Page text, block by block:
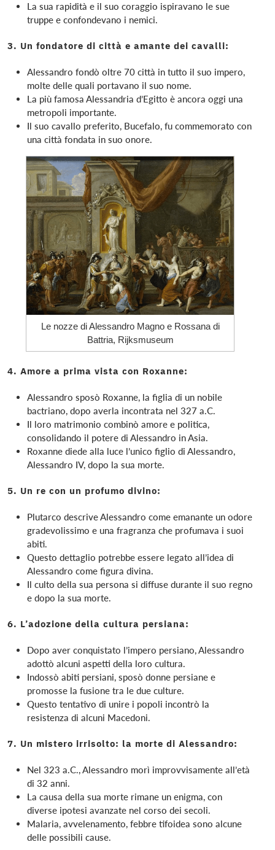
La sua rapidità e il suo coraggio ispiravano le sue
truppe e confondevano i nemici.
3. Un fondatore di città e amante dei cavalli:
Alessandro fondò oltre 70 città in tutto il suo impero,
molte delle quali portavano il suo nome.
La più famosa Alessandria d’Egitto è ancora oggi una
metropoli importante.
Il suo cavallo preferito, Bucefalo, fu commemorato con
una città fondata in suo onore.
Le nozze di Alessandro Magno e Rossana di
Battria, Rijksmuseum
4. Amore a prima vista con Roxanne:
Alessandro sposò Roxanne, la figlia di un nobile
bactriano, dopo averla incontrata nel 327 a.C.
Il loro matrimonio combinò amore e politica,
consolidando il potere di Alessandro in Asia.
Roxanne diede alla luce l’unico figlio di Alessandro,
Alessandro IV, dopo la sua morte.
5. Un re con un profumo divino:
Plutarco descrive Alessandro come emanante un odore
gradevolissimo e una fragranza che profumava i suoi
abiti.
Questo dettaglio potrebbe essere legato all’idea di
Alessandro come figura divina.
Il culto della sua persona si diffuse durante il suo regno
e dopo la sua morte.
6. L’adozione della cultura persiana:
Dopo aver conquistato l’impero persiano, Alessandro
adottò alcuni aspetti della loro cultura.
Indossò abiti persiani, sposò donne persiane e
promosse la fusione tra le due culture.
Questo tentativo di unire i popoli incontrò la
resistenza di alcuni Macedoni.
7. Un mistero irrisolto: la morte di Alessandro:
Nel 323 a.C., Alessandro morì improvvisamente all’età
di 32 anni.
La causa della sua morte rimane un enigma, con
diverse ipotesi avanzate nel corso dei secoli.
Malaria, avvelenamento, febbre tifoidea sono alcune
delle possibili cause.